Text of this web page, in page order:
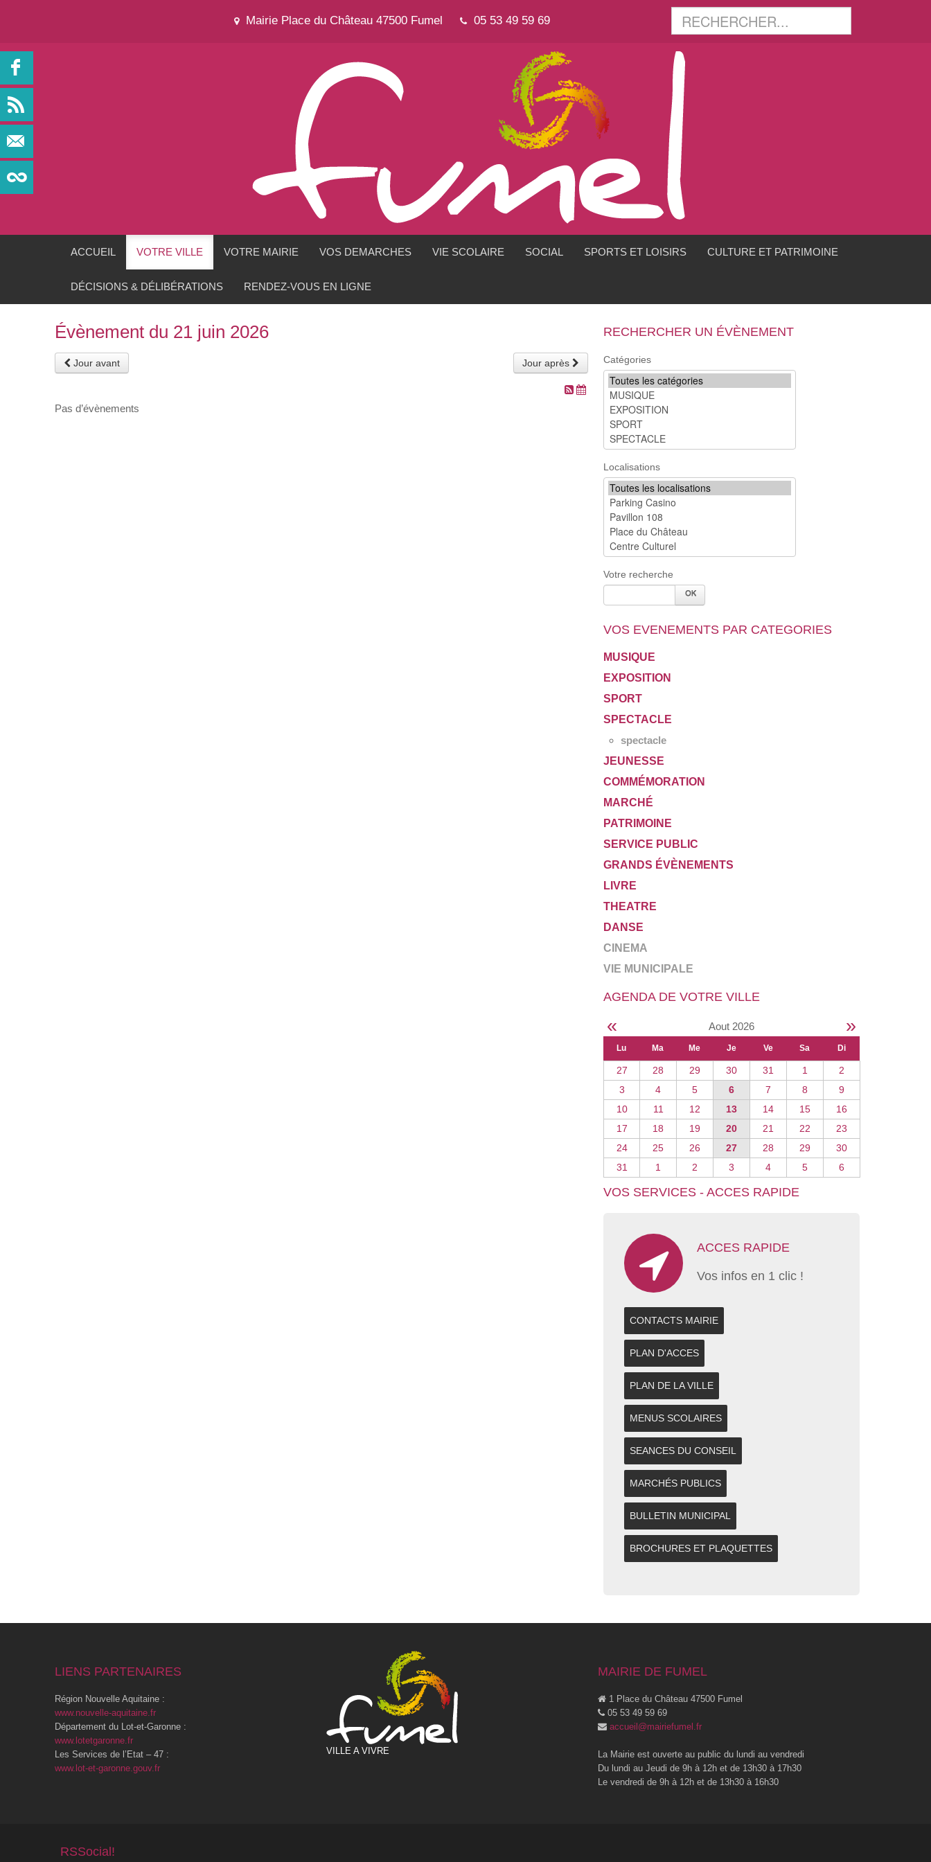
Mairie Place du Château 47500 Fumel 05 53 49 59 69
ACCUEIL VOTRE VILLE VOTRE MAIRIE VOS DEMARCHES VIE SCOLAIRE SOCIAL SPORTS ET LOISIRS CULTURE ET PATRIMOINE
DÉCISIONS & DÉLIBÉRATIONS RENDEZ-VOUS EN LIGNE
Évènement du 21 juin 2026
Jour avant Jour après
Pas d’évènements
RECHERCHER UN ÉVÈNEMENT
Catégories
Localisations
Votre recherche
VOS EVENEMENTS PAR CATEGORIES
MUSIQUE
EXPOSITION
SPORT
SPECTACLE
spectacle
JEUNESSE
COMMÉMORATION
MARCHÉ
PATRIMOINE
SERVICE PUBLIC
GRANDS ÉVÈNEMENTS
LIVRE
THEATRE
DANSE
CINEMA
VIE MUNICIPALE
AGENDA DE VOTRE VILLE
« Aout 2026 »
Lu Ma Me Je Ve Sa Di
27 28 29 30 31 1
2
3
4 5 6 7 8
9
10
11 12 13 14 15
16
17
18 19 20 21 22
23
24
25 26 27 28 29
30
31
1 2 3 4 5 6
VOS SERVICES - ACCES RAPIDE
ACCES RAPIDE
Vos infos en 1 clic !
CONTACTS MAIRIE
PLAN D'ACCES
PLAN DE LA VILLE
MENUS SCOLAIRES
SEANCES DU CONSEIL
MARCHÉS PUBLICS
BULLETIN MUNICIPAL
BROCHURES ET PLAQUETTES
LIENS PARTENAIRES
Région Nouvelle Aquitaine :
www.nouvelle-aquitaine.fr
Département du Lot-et-Garonne :
www.lotetgaronne.fr
Les Services de l’Etat – 47 :
www.lot-et-garonne.gouv.fr
VILLE A VIVRE
MAIRIE DE FUMEL
1 Place du Château 47500 Fumel
05 53 49 59 69
accueil@mairiefumel.fr
La Mairie est ouverte au public du lundi au vendredi
Du lundi au Jeudi de 9h à 12h et de 13h30 à 17h30
Le vendredi de 9h à 12h et de 13h30 à 16h30
RSSocial!